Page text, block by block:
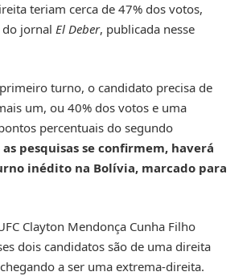
teriam cerca de 47% dos votos,
jornal El Deber, publicada nesse
turno, o candidato precisa de
um, ou 40% dos votos e uma
percentuais do segundo
as pesquisas se confirmem, haverá
inédito na Bolívia, marcado para
Clayton Mendonça Cunha Filho
dois candidatos são de uma direita
a ser uma extrema-direita.